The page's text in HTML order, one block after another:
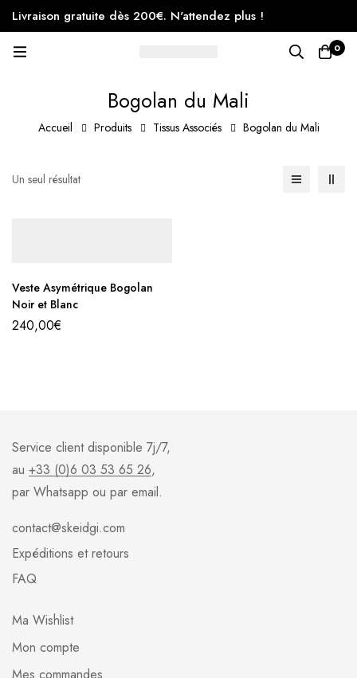
Livraison gratuite dès 200€. N'attendez plus !
0
Bogolan du Mali
Accueil Produits Tissus Associés Bogolan du Mali
Un seul résultat
Veste Asymétrique Bogolan
Noir et Blanc
240,00€
Service client disponible 7j/7,
au +33 (0)6 03 53 65 26,
par Whatsapp ou par email.
contact@skeidgi.com
Expéditions et retours
FAQ
Ma Wishlist
Mon compte